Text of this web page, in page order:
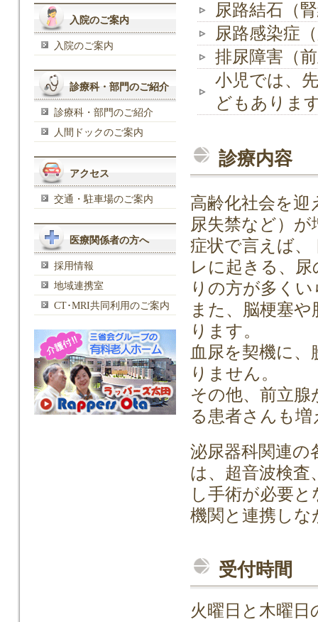
尿路結石（
尿路感染症
排尿障害（
小児では、
どもありま
診療内容
高齢化社会を迎
尿失禁など）
症状で言えば
レに起きる、
りの方が多く
また、脳梗塞
ります。
血尿を契機に
りません。
その他、前立
る患者さんも
泌尿器科関連の
は、超音波検査
し手術が必要
機関と連携し
受付時間
火曜日と木曜
入院のご案内
入院のご案内
診療科・部門のご紹介
診療科・部門のご紹介
人間ドックのご案内
アクセス
交通・駐車場のご案内
医療関係者の方へ
採用情報
地域連携室
CT･MRI共同利用のご案内